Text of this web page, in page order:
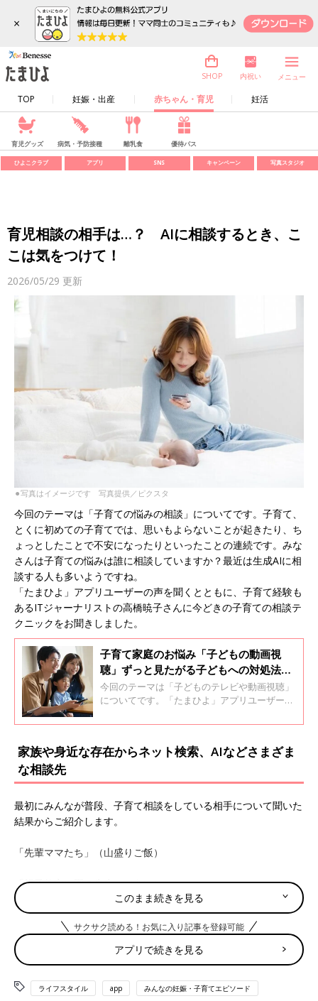
×
TOP 妊娠・出産 赤ちゃん・育児 妊活
SHOP 内祝い メニュー
育児グッズ 病気・予防接種 離乳食 優待パス
ひよこクラブ アプリ SNS キャンペーン 写真スタジオ
育児相談の相手は…？ AIに相談するとき、こ
こは気をつけて！
2026/05/29 更新
⚫︎写真はイメージです 写真提供／ピクスタ
今回のテーマは「子育ての悩みの相談」についてです。子育て、
とくに初めての子育てでは、思いもよらないことが起きたり、ち
ょっとしたことで不安になったりといったことの連続です。みな
さんは子育ての悩みは誰に相談していますか？最近は生成AIに相
談する人も多いようですね。
「たまひよ」アプリユーザーの声を聞くとともに、子育て経験も
あるITジャーナリストの高橋暁子さんに今どきの子育ての相談テ
クニックをお聞きしました。
子育て家庭のお悩み「子どもの動画視
聴」ずっと見たがる子どもへの対処法
は？『スマホで受験に失敗する子どもた
ち』の著者に聞く
今回のテーマは「子どものテレビや動画視聴」
についてです。「たまひよ」アプリユーザーの
んにアドバイスいただきました。
家族や身近な存在からネット検索、AIなどさまざま
な相談先
最初にみんなが普段、子育て相談をしている相手について聞いた
結果からご紹介します。
「先輩ママたち」（山盛りご飯）
「親子教室や園の先生」（あい）
「困ったときは両親を頼るようにしている」（ぽんし）
「保湿の仕方やおむつの替え時、洋服の新調、しつけなどのちょ
っとしたことはパートナーに。イヤイヤ期、偏食など、自分が子
どものときと照らし合わせたいことは実母に。どちらにもわから
ないと思うことはネットで」（ミルクティ）
このまま続きを見る
サクサク読める！お気に入り記事を登録可能
アプリで続きを見る
ライフスタイル app みんなの妊娠・子育てエピソード